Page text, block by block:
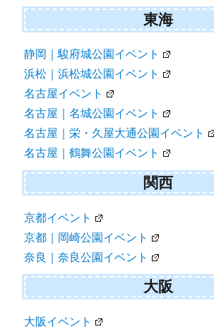
東海
静岡｜駿府城公園イベント
浜松｜浜松城公園イベント
名古屋イベント
名古屋｜名城公園イベント
名古屋｜栄・久屋大通公園イベント
名古屋｜鶴舞公園イベント
関西
京都イベント
京都｜岡崎公園イベント
奈良｜奈良公園イベント
大阪
大阪イベント